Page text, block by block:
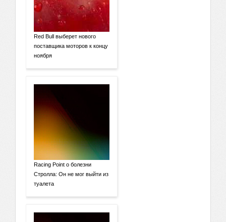
Red Bull выберет нового
поставщика моторов к концу
ноября
Racing Point о болезни
Стролла: Он не мог выйти из
туалета